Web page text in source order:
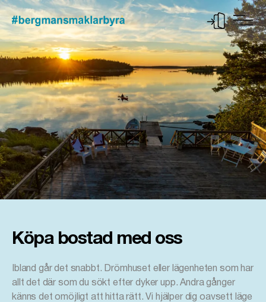
Köpa bostad med oss
Ibland går det snabbt. Drömhuset eller lägenheten som har
allt det där som du sökt efter dyker upp. Andra gånger
känns det omöjligt att hitta rätt. Vi hjälper dig oavsett läge